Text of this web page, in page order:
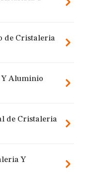
de Cristaleria
Y Aluminio
de Cristaleria
Y